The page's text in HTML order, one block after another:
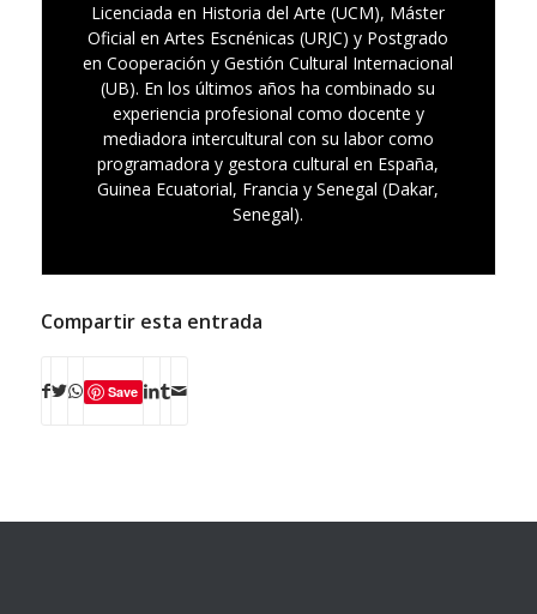
Licenciada en Historia del Arte (UCM), Máster
Oficial en Artes Escnénicas (URJC) y Postgrado
en Cooperación y Gestión Cultural Internacional
(UB). En los últimos años ha combinado su
experiencia profesional como docente y
mediadora intercultural con su labor como
programadora y gestora cultural en España,
Guinea Ecuatorial, Francia y Senegal (Dakar,
Senegal).
Compartir esta entrada
Save